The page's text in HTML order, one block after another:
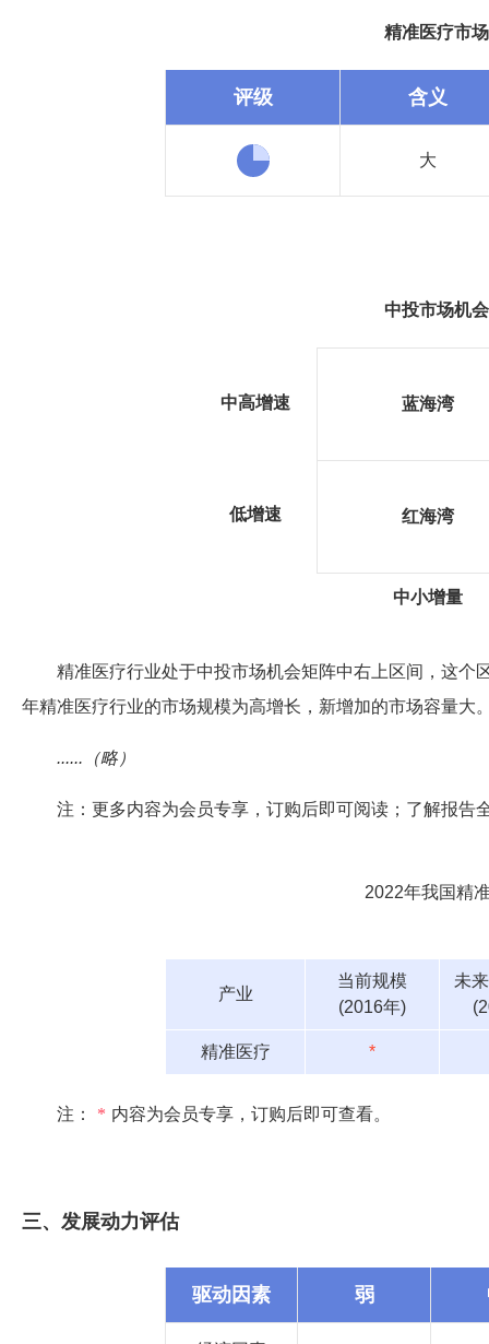
精准医疗市
评级 含义
大
中投市场机
中高增速
低增速
蓝海湾
红海湾
中小增量
精准医疗行业处于中投市场机会矩阵中右上区间，这个
年精准医疗行业的市场规模为高增长，新增加的市场容量大
......（略）
注：更多内容为会员专享，订购后即可阅读；了解报告
2022年我国精
产业
当前规模
(2016年)
未
精准医疗 *
注： * 内容为会员专享，订购后即可查看。
三、发展动力评估
驱动因素 弱